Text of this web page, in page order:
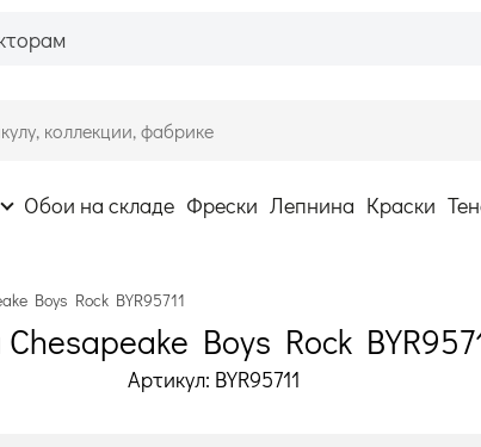
Обои на складе Фрески Лепнина Краски
Boys Rock BYR95711
Boys Rock
Артикул: BYR95711